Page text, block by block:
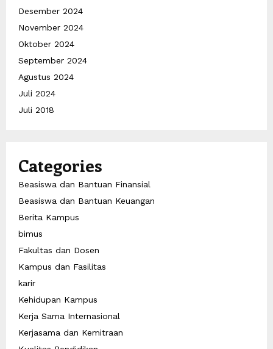
Desember 2024
November 2024
Oktober 2024
September 2024
Agustus 2024
Juli 2024
Juli 2018
Categories
Beasiswa dan Bantuan Finansial
Beasiswa dan Bantuan Keuangan
Berita Kampus
bimus
Fakultas dan Dosen
Kampus dan Fasilitas
karir
Kehidupan Kampus
Kerja Sama Internasional
Kerjasama dan Kemitraan